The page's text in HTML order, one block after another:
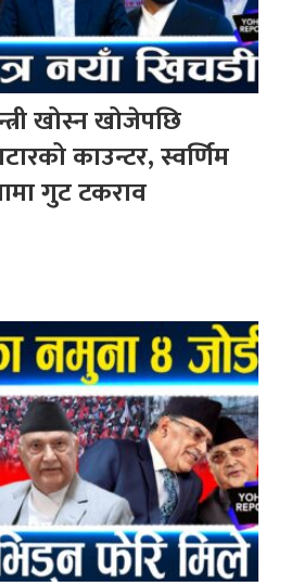
खोस्न खोजेपछि
काउन्टर, स्वर्णिम
गुट टकराव